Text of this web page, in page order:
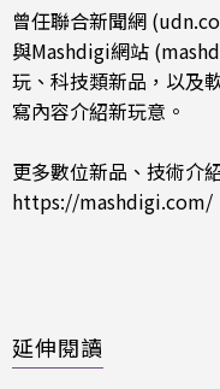
曾任聯合新聞網
與Mashdigi網站
玩、科技類新品，以及
寫內容介紹新玩意。
更多數位新品、技術介
https://mashdigi.com/
延伸閱讀